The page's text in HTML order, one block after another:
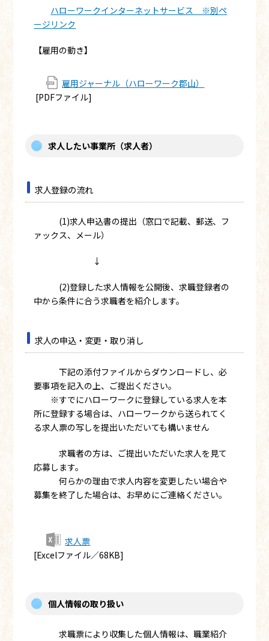
ハローワークインターネットサービス ※別ペ
ージリンク
【雇用の動き】
雇用ジャーナル（ハローワーク郡山）
[PDFファイル]
求人したい事業所（求人者）
求人登録の流れ
(1)求人申込書の提出（窓口で記載、郵送、フ
ァックス、メール）
↓
(2)登録した求人情報を公開後、求職登録者の
中から条件に合う求職者を紹介します。
求人の申込・変更・取り消し
下記の添付ファイルからダウンロードし、必
要事項を記入の上、ご提出ください。
※すでにハローワークに登録している求人を本
所に登録する場合は、ハローワークから送られてく
る求人票の写しを提出いただいても構いません
求職者の方は、ご提出いただいた求人を見て
応募します。
何らかの理由で求人内容を変更したい場合や
募集を終了した場合は、お早めにご連絡ください。
求人票
[Excelファイル／68KB]
個人情報の取り扱い
求職票により収集した個人情報は、職業紹介